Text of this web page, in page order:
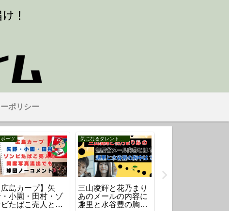
ポリシー
ポーツ
広島カープ】矢
・小園・田村・ゾ
ビたばこ売人と同
三山凌輝と花乃まり
あのメールの内容に
趣里と水谷豊の胸中